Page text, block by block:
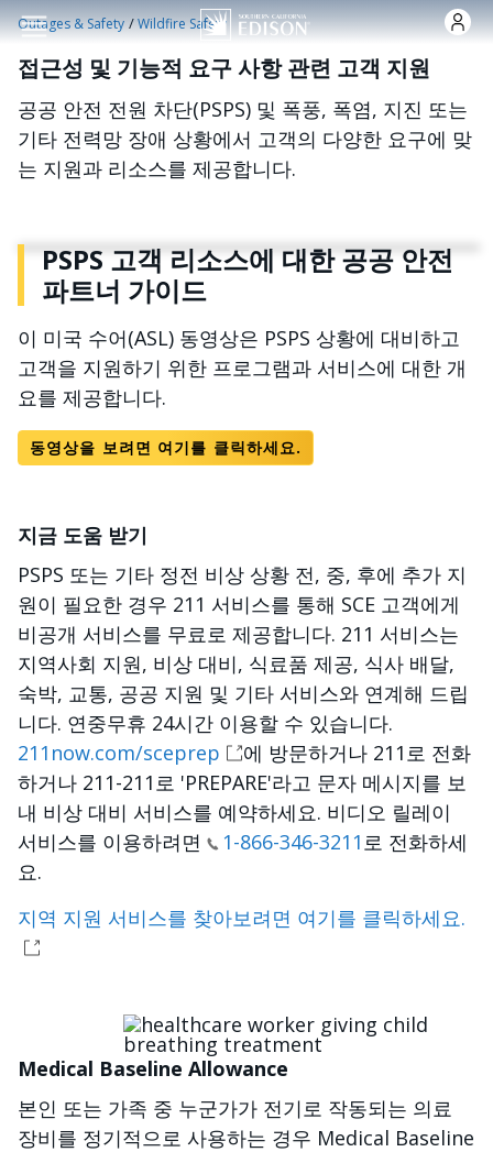
주요 콘텐츠로 건너뛰기
Outages & Safety /Wildfire Safety
접근성 및 기능적 요구 사항 관련 고객 지원
공공 안전 전원 차단(PSPS) 및 폭풍, 폭염, 지진 또는
기타 전력망 장애 상황에서 고객의 다양한 요구에 맞
는 지원과 리소스를 제공합니다.
PSPS 고객 리소스에 대한 공공 안전
파트너 가이드
이 미국 수어(ASL) 동영상은 PSPS 상황에 대비하고
고객을 지원하기 위한 프로그램과 서비스에 대한 개
요를 제공합니다.
동영상을 보려면 여기를 클릭하세요.
지금 도움 받기
PSPS 또는 기타 정전 비상 상황 전, 중, 후에 추가 지
원이 필요한 경우 211 서비스를 통해 SCE 고객에게
비공개 서비스를 무료로 제공합니다. 211 서비스는
지역사회 지원, 비상 대비, 식료품 제공, 식사 배달,
숙박, 교통, 공공 지원 및 기타 서비스와 연계해 드립
니다. 연중무휴 24시간 이용할 수 있습니다.
211now.com/sceprep
에 방문하거나 211로 전화
하거나 211-211로 'PREPARE'라고 문자 메시지를 보
내 비상 대비 서비스를 예약하세요. 비디오 릴레이
서비스를 이용하려면
1-866-346-3211로 전화하세
요.
지역 지원 서비스를 찾아보려면 여기를 클릭하세요.
이미지
Medical Baseline Allowance
본인 또는 가족 중 누군가가 전기로 작동되는 의료
장비를 정기적으로 사용하는 경우 Medical Baseline